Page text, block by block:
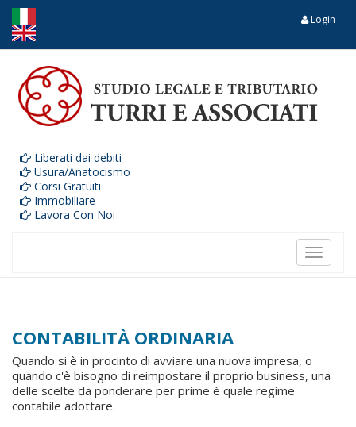
Login
Liberati dai debiti
Usura/Anatocismo
Corsi Gratuiti
Immobiliare
Lavora Con Noi
Toggle
CONTABILITÀ ORDINARIA
Quando si è in procinto di avviare una nuova impresa, o
quando c'è bisogno di reimpostare il proprio business, una
delle scelte da ponderare per prime è quale regime
contabile adottare.